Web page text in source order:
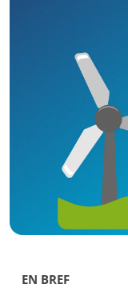
EN BREF